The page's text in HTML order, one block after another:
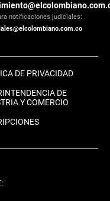
notificaciones judiciales:
DE PRIVACIDAD
DE
Y COMERCIO